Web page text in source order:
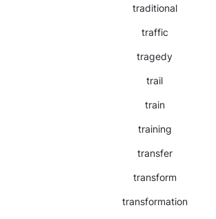
traditional
traffic
tragedy
trail
train
training
transfer
transform
transformation